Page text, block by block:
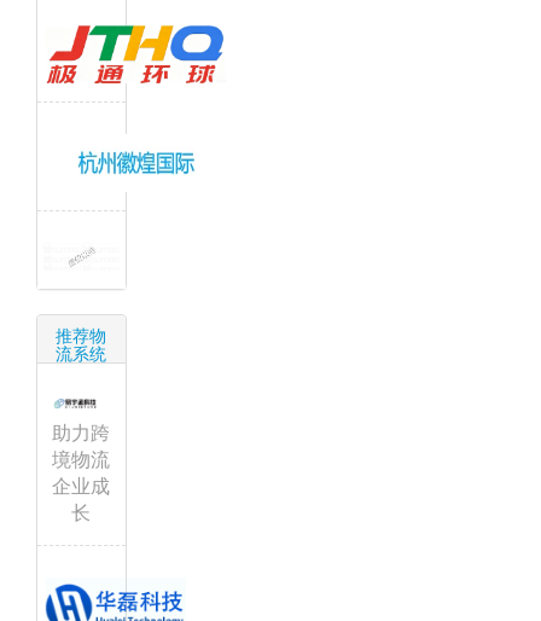
推荐物
流系统
助力跨
境物流
企业成
长